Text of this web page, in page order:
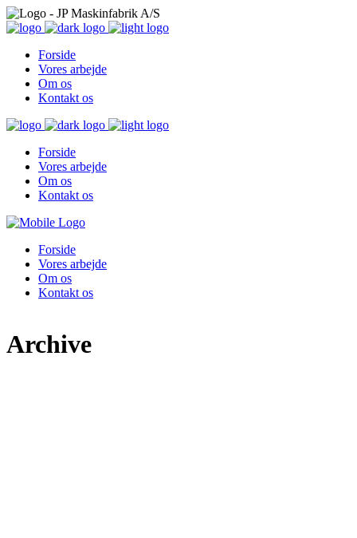
Forside
Vores arbejde
Om os
Kontakt os
Forside
Vores arbejde
Om os
Kontakt os
Forside
Vores arbejde
Om os
Kontakt os
Archive